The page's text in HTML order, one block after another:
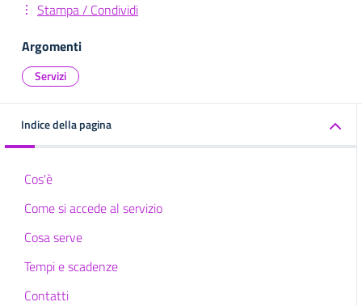
Stampa / Condividi
Argomenti
Servizi
Indice della pagina
Cos'è
Come si accede al servizio
Cosa serve
Tempi e scadenze
Contatti